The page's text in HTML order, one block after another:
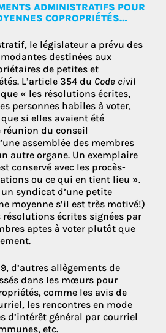
ADMINISTRATIFS POUR
COPROPRIÉTÉS…
le législateur a prévu des
destinées aux
de petites et
L’article 354 du Code civil
« les résolutions écrites,
personnes habiles à voter,
si elles avaient été
réunion du conseil
assemblée des membres
autre organe. Un exemplaire
conservé avec les procès-
ou ce qui en tient lieu ».
un syndicat d’une petite
moyenne s’il est très motivé!)
écrites signées par
aptes à voter plutôt que
d’autres allègements de
dans les mœurs pour
comme les avis de
les rencontres en mode
d’intérêt général par courriel
etc.